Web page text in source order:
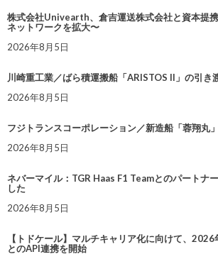
株式会社Univearth、倉吉運送株式会社と資本提
ネットワークを拡大〜
2026年8月5日
川崎重工業／ばら積運搬船「ARISTOS II」の引き
2026年8月5日
フジトランスコーポレーション／新造船「蓉翔丸
2026年8月5日
ネバーマイル：TGR Haas F1 Teamとのパートナ
した
2026年8月5日
【トドケール】マルチキャリア化に向けて、
とのAPI連携を開始